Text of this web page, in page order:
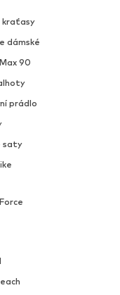
kraťasy
dámské
90
prádlo
saty